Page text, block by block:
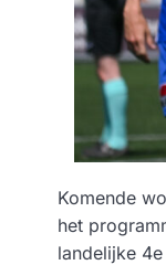
Komende
het
landelijke